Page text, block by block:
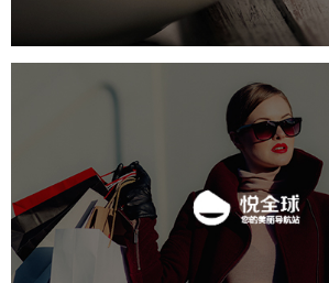
悦全球
美容美发 电商网站